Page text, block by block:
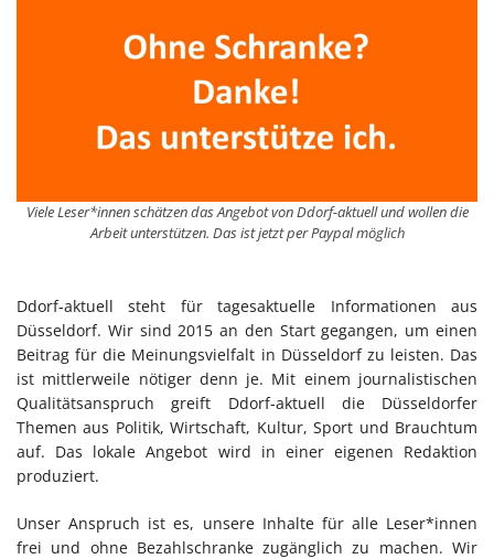
Viele Leser*innen schätzen das Angebot von Ddorf-aktuell und wollen die
Arbeit unterstützen. Das ist jetzt per Paypal möglich
Ddorf-aktuell steht für tagesaktuelle Informationen aus
Düsseldorf. Wir sind 2015 an den Start gegangen, um einen
Beitrag für die Meinungsvielfalt in Düsseldorf zu leisten. Das
ist mittlerweile nötiger denn je. Mit einem journalistischen
Qualitätsanspruch greift Ddorf-aktuell die Düsseldorfer
Themen aus Politik, Wirtschaft, Kultur, Sport und Brauchtum
auf. Das lokale Angebot wird in einer eigenen Redaktion
produziert.
Unser Anspruch ist es, unsere Inhalte für alle Leser*innen
frei und ohne Bezahlschranke zugänglich zu machen. Wir